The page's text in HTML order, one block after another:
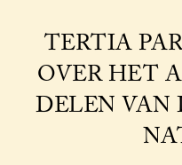
TERTIA
OVER HET
DELEN VAN